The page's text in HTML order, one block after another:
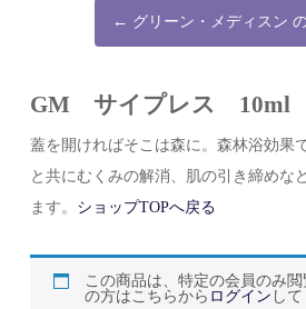
← グリーン・メディスン
GM サイプレス 10ml
蓋を開ければそこは森に。森林浴効果
と共にむくみの解消、肌の引き締めな
ます。 ショップTOPへ戻る
この商品は、特定の会員のみ
の方はこちらから ログイン し